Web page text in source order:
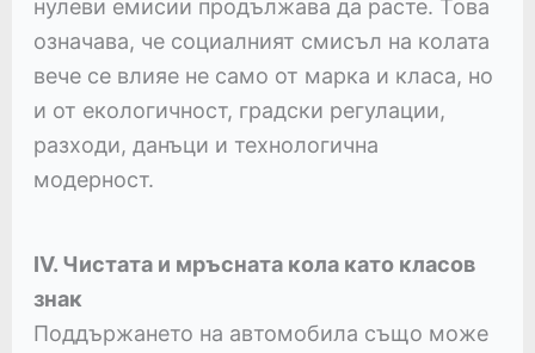
нулеви емисии продължава да расте. Това
означава, че социалният смисъл на колата
вече се влияе не само от марка и класа, но
и от екологичност, градски регулации,
разходи, данъци и технологична
модерност.
IV. Чистата и мръсната кола като класов
знак
Поддържането на автомобила също може